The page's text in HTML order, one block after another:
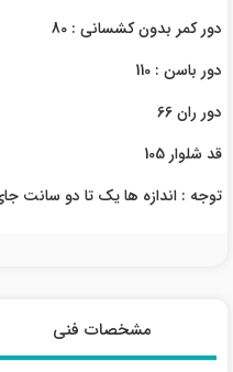
دور کمر بدون کشسانی : 80
دور باسن : 110
دور ران 66
قد شلوار 105
توجه : اندازه ها یک تا دو سانت
مشخصات فنی